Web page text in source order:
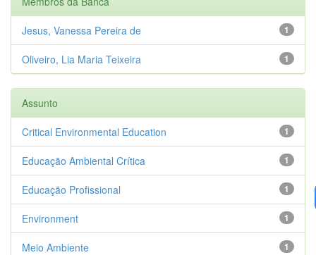
1
Jesus, Vanessa Pereira de
1
Oliveiro, Lia Maria Teixeira
Assunto
1
Critical Environmental Education
1
Educação Ambiental Crítica
1
Educação Profissional
1
Environment
1
Meio Ambiente